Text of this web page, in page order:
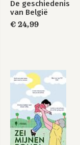
De geschiedenis
van België
€ 24,99